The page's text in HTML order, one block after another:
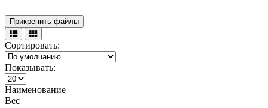
Прикрепить файлы
Сортировать:
Показывать:
Наименование
Вес